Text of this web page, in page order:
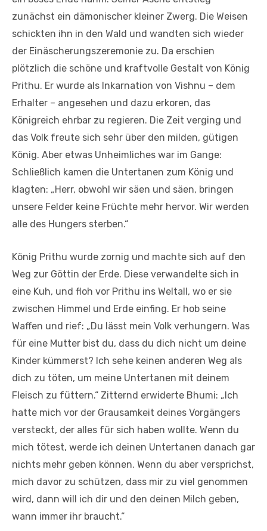
zunächst ein dämonischer kleiner Zwerg. Die Weisen
schickten ihn in den Wald und wandten sich wieder
der Einäscherungszeremonie zu. Da erschien
plötzlich die schöne und kraftvolle Gestalt von König
Prithu. Er wurde als Inkarnation von Vishnu – dem
Erhalter – angesehen und dazu erkoren, das
Königreich ehrbar zu regieren. Die Zeit verging und
das Volk freute sich sehr über den milden, gütigen
König. Aber etwas Unheimliches war im Gange:
Schließlich kamen die Untertanen zum König und
klagten: „Herr, obwohl wir säen und säen, bringen
unsere Felder keine Früchte mehr hervor. Wir werden
alle des Hungers sterben.“
König Prithu wurde zornig und machte sich auf den
Weg zur Göttin der Erde. Diese verwandelte sich in
eine Kuh, und floh vor Prithu ins Weltall, wo er sie
zwischen Himmel und Erde einfing. Er hob seine
Waffen und rief: „Du lässt mein Volk verhungern. Was
für eine Mutter bist du, dass du dich nicht um deine
Kinder kümmerst? Ich sehe keinen anderen Weg als
dich zu töten, um meine Untertanen mit deinem
Fleisch zu füttern.“ Zitternd erwiderte Bhumi: „Ich
hatte mich vor der Grausamkeit deines Vorgängers
versteckt, der alles für sich haben wollte. Wenn du
mich tötest, werde ich deinen Untertanen danach gar
nichts mehr geben können. Wenn du aber versprichst,
mich davor zu schützen, dass mir zu viel genommen
wird, dann will ich dir und den deinen Milch geben,
wann immer ihr braucht.“